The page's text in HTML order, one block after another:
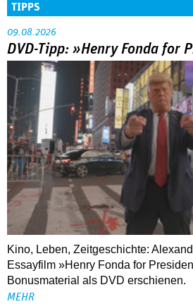
TIPPS
09.08.2026
DVD-Tipp: »Henry Fonda for
Kino, Leben, Zeitgeschichte:
Essayfilm »Henry Fonda for
Bonusmaterial als DVD erschienen.
MEHR